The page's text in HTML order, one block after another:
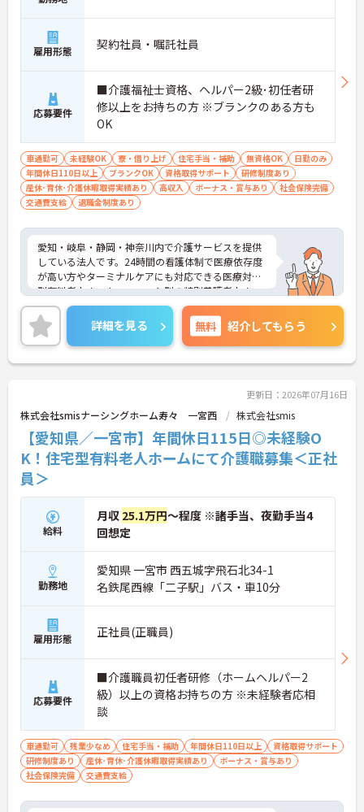
雇用形態 契約社員・嘱託社員
応募要件
■介護福祉士資格、ヘルパー2級･初任者研
修以上をお持ちの方 ※ブランクのある方も
OK
車通勤可 未経験OK 寮・借り上げ 住宅手当・補助 無資格OK
日勤のみ
年間休日110日以上
ブランクOK 資格取得サポート
研修制度あり
産休･育休･介護休暇取得実績あり
高収入 ボーナス・賞与あり
社会保険完備
交通費支給
退職金制度あり
愛知・岐阜・静岡・神奈川内で介護サービスを提供
している法人です。24時間の看護体制で医療依存度
が高い方やターミナルケアにも対応できる医療対応
型有料老人ホーム、ユニット型の特別養護老人ホー
ムを運営しています。利用者様とスタッフとの距離
も近く、一人ひとりに寄り添ったケアが実現できま
す。福利厚生も整っており長く安心してご就業でき
る環境です。ご興味ある方には、面接対策ポイント
など、さらに詳細をお話しいたしますのでお気軽に
詳細を見る 無料 紹介してもらう
更新日：2026年07月16日
株式会社smisナーシングホーム寿々 一宮西 株式会社smis
【愛知県／一宮市】年間休日115日◎未経験O
K！住宅型有料老人ホームにて介護職募集＜正社
員＞
給料
月収 25.1万円～程度 ※諸手当、夜勤手当4
回想定
勤務地
愛知県 一宮市 西五城字飛石北34-1
名鉄尾西線「二子駅」バス・車10分
雇用形態 正社員(正職員)
応募要件
■介護職員初任者研修（ホームヘルパー2
級）以上の資格お持ちの方 ※未経験者応相
談
車通勤可 残業少なめ 住宅手当・補助 年間休日110日以上
資格取得サポート
研修制度あり
産休･育休･介護休暇取得実績あり
ボーナス・賞与あり
社会保険完備
交通費支給